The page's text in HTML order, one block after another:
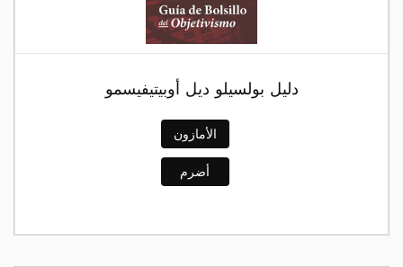
دليل بولسيلو ديل أوبيتيفيسمو
الأمازون
أضرم